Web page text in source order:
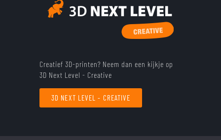
Creatief 3D-printen? Neem dan een kijkje op
3D Next Level - Creative
3D NEXT LEVEL - CREATIVE